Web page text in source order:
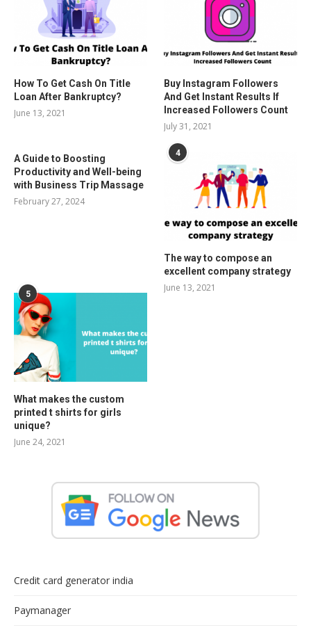
How To Get Cash On Title
Loan After Bankruptcy?
June 13, 2021
Buy Instagram Followers
And Get Instant Results If
Increased Followers Count
July 31, 2021
A Guide to Boosting
Productivity and Well-being
with Business Trip Massage
February 27, 2024
4
The way to compose an
excellent company strategy
June 13, 2021
5
What makes the custom
printed t shirts for girls
unique?
June 24, 2021
Credit card generator india
Paymanager